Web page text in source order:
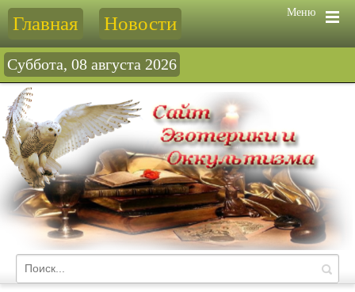
Меню
Главная Новости
Суббота, 08 августа 2026